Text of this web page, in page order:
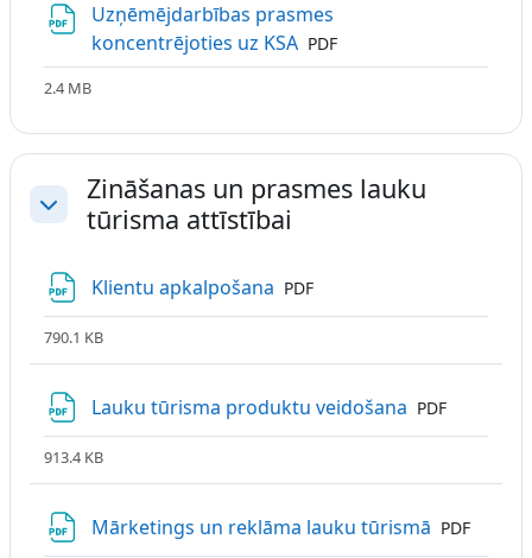
Uzņēmējdarbības prasmes
koncentrējoties uz KSA Fails
PDF
2.4 MB
Savērst
Zināšanas un prasmes lauku
tūrisma attīstībai
Klientu apkalpošana Fails
PDF
790.1 KB
Lauku tūrisma produktu veidošana Fails
PDF
913.4 KB
Mārketings un reklāma lauku tūrismā Fails
PDF